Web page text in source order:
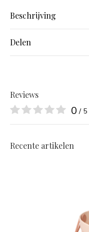
Beschrijving
Delen
Reviews
0 / 5
Recente artikelen